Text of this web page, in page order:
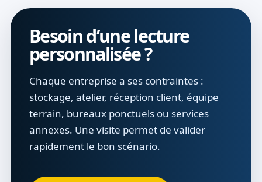
Besoin d’une lecture
personnalisée ?
Chaque entreprise a ses contraintes :
stockage, atelier, réception client, équipe
terrain, bureaux ponctuels ou services
annexes. Une visite permet de valider
rapidement le bon scénario.